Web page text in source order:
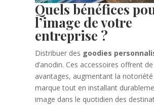
Quels bénéfices
l’image de votre
entreprise ?
Distribuer des goodies
d’anodin. Ces accessoires offrent
avantages, augmentant la
marque tout en installant
image dans le quotidien des